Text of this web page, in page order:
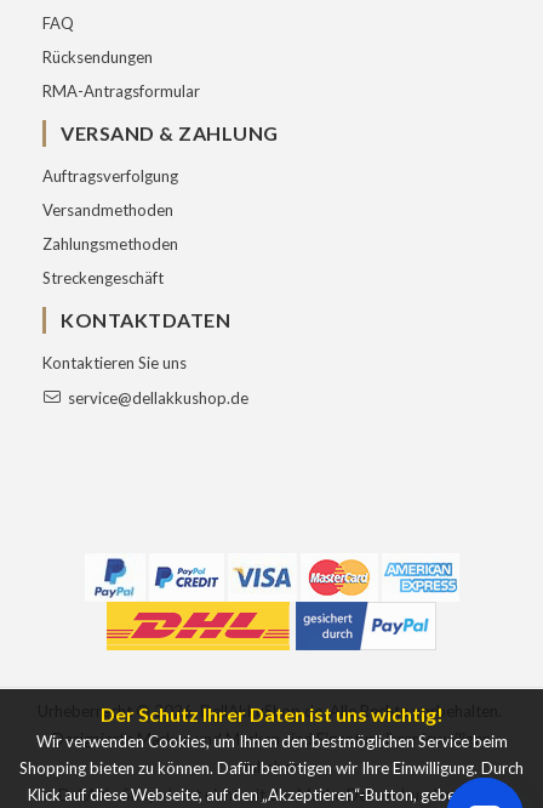
FAQ
Rücksendungen
RMA-Antragsformular
VERSAND & ZAHLUNG
Auftragsverfolgung
Versandmethoden
Zahlungsmethoden
Streckengeschäft
KONTAKTDATEN
Kontaktieren Sie uns
service@dellakkushop.de
Urheberrecht ©2026 DellAkkuShop.deAlle Rechte vorbehalten.
Designierte Marken und Marken sind Eigentum ihrer jeweiligen
Inhaber.
DellAkkuShop.de ist nicht mit der Marke Dell verbunden. Die
Der Schutz Ihrer Daten ist uns wichtig!
Wir verwenden Cookies, um Ihnen den bestmöglichen Service beim
Shopping bieten zu können. Dafür benötigen wir Ihre Einwilligung. Durch
Klick auf diese Webseite, auf den „Akzeptieren“-Button, geben Sie uns